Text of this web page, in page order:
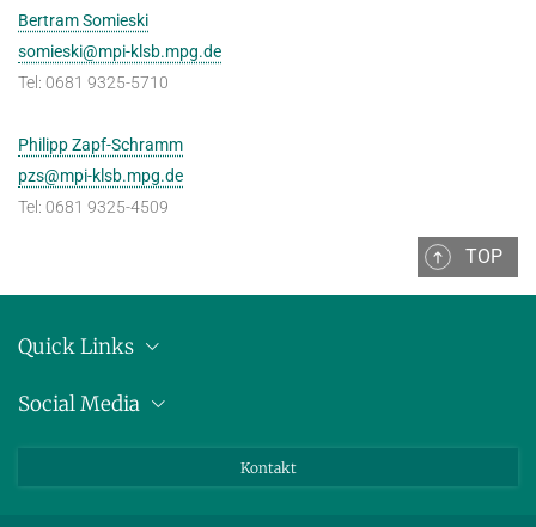
Bertram Somieski
somieski@mpi-klsb.mpg.de
Tel: 0681 9325-5710
Philipp Zapf-Schramm
pzs@mpi-klsb.mpg.de
Tel: 0681 9325-4509
TOP
Quick Links
Pressemitteilungen
Social Media
Kontakt